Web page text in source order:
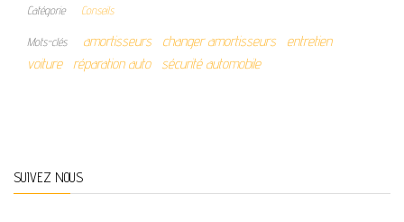
Catégorie Conseils
Mots-clés amortisseurs changer amortisseurs
entretien
voiture
réparation auto sécurité automobile
SUIVEZ NOUS